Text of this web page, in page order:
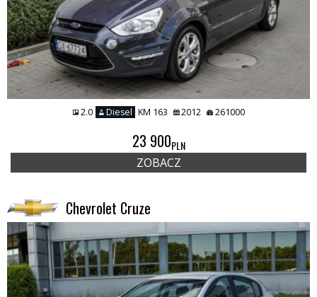
2.0 Diesel KM 163 2012 261000
23 900PLN
ZOBACZ
Chevrolet Cruze